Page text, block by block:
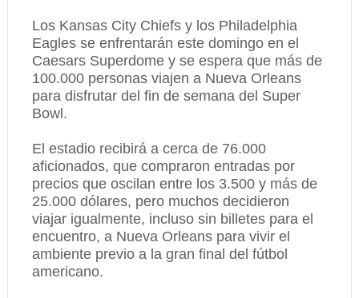
Los Kansas City Chiefs y los Philadelphia
Eagles se enfrentarán este domingo en el
Caesars Superdome y se espera que más de
100.000 personas viajen a Nueva Orleans
para disfrutar del fin de semana del Super
Bowl.
El estadio recibirá a cerca de 76.000
aficionados, que compraron entradas por
precios que oscilan entre los 3.500 y más de
25.000 dólares, pero muchos decidieron
viajar igualmente, incluso sin billetes para el
encuentro, a Nueva Orleans para vivir el
ambiente previo a la gran final del fútbol
americano.